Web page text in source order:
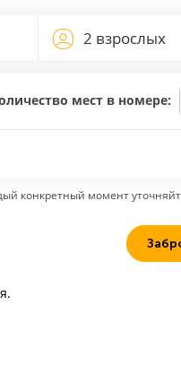
2 взрослых
мест в номере:
конкретный момент